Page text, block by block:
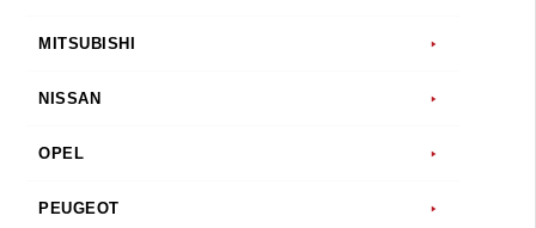
MITSUBISHI
NISSAN
OPEL
PEUGEOT